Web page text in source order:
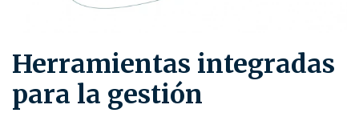
Herramientas integradas
para la gestión